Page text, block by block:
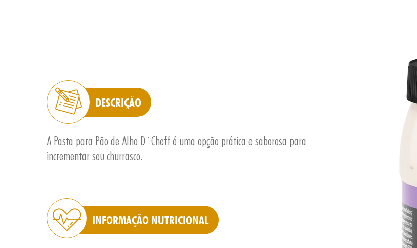
DESCRIÇÃO
A Pasta para Pão de Alho D´Cheff é uma opção prática e saborosa para
incrementar seu churrasco.
INFORMAÇÃO NUTRICIONAL